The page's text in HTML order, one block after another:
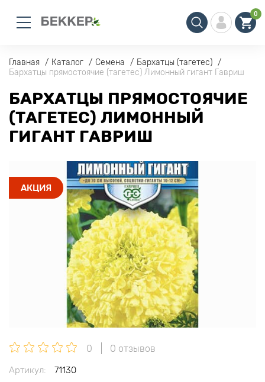
0
Главная Каталог Семена
Бархатцы (тагетес)
Бархатцы прямостоячие (тагетес) Лимонный гигант Гавриш
БАРХАТЦЫ ПРЯМОСТОЯЧИЕ
(ТАГЕТЕС) ЛИМОННЫЙ
ГИГАНТ ГАВРИШ
АКЦИЯ
0 0 отзывов
Артикул:
71130